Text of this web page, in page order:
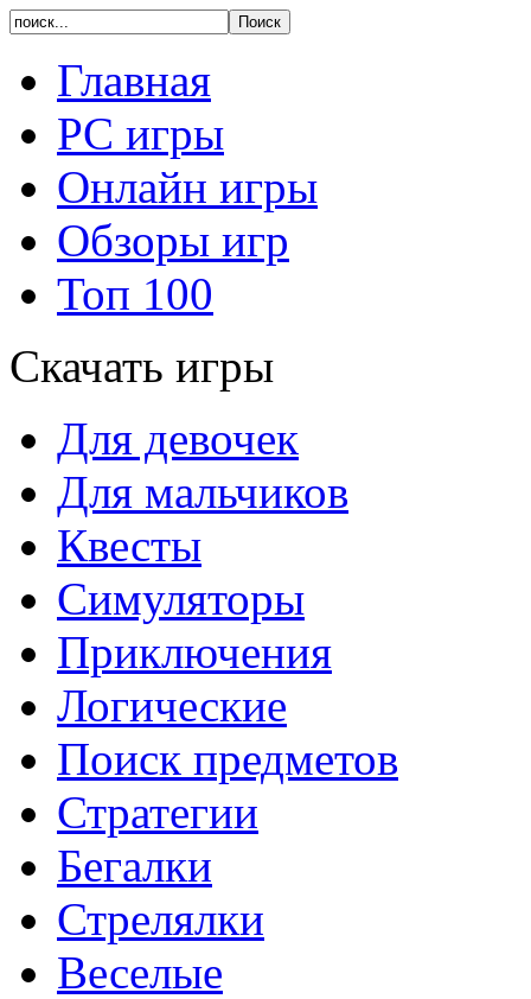
Главная
PC игры
Онлайн игры
Обзоры игр
Топ 100
Скачать игры
Для девочек
Для мальчиков
Квесты
Симуляторы
Приключения
Логические
Поиск предметов
Стратегии
Бегалки
Стрелялки
Веселые